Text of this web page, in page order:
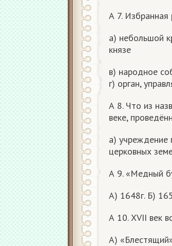
А 7.
а) небольшой
князе
в) народное
г) орган,
А 8. Что из
веке,
а) учреждение
церковных
А 9. «Медный
А) 1648г. Б)
А 10. XVII век
А)